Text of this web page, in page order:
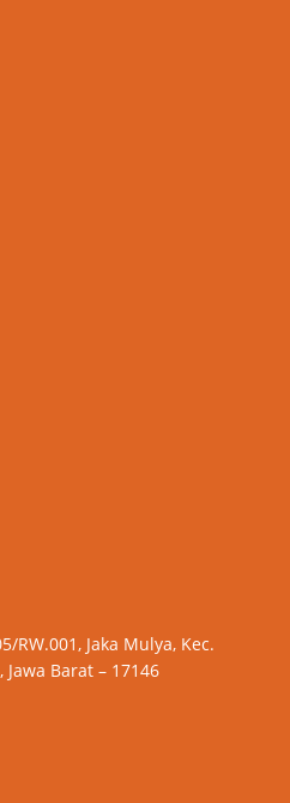
RW.001, Jaka Mulya, Kec.
Jawa Barat – 17146